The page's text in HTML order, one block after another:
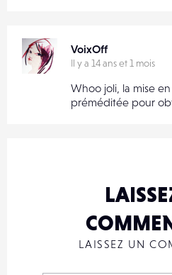
VoixOff
Il y a 14 ans et 1 mois
Whoo joli, la mise
préméditée pour
LAISSEZ UN